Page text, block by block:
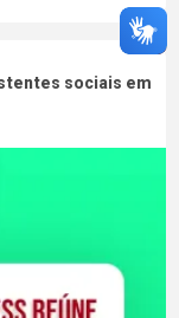
sociais em